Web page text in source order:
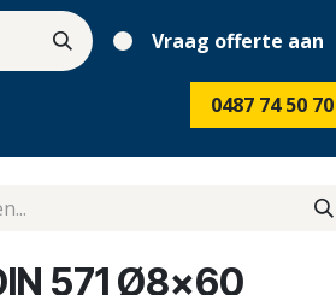
Vraag offerte aan
0487 74 50 70
571 Ø8x60